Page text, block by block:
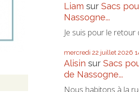
Liam surSacs
Nassogne...
Je suis pour le retour
mercredi 22 juillet 2026
Alisin surSacs
de Nassogne...
Nous habitons à la